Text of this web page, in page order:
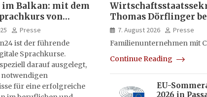
Balkan: mit dem
von
Presse
ist der führende
Sprachkurse.
darauf ausgelegt,
für eine erfolgreiche
Thomas Dörflinger
Handwerksbetrieb im
Kammerbezirk
7. August 2026
Presse
Familienunternehmen mit
Continue Reading
EU-
2026 in